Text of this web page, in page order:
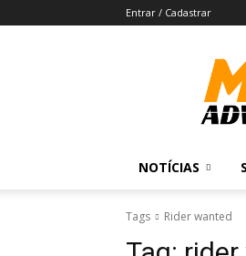
Entrar / Cadastrar
NOTÍCIAS
Tags Rider wanted